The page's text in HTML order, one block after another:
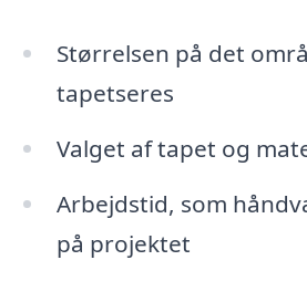
Størrelsen på det
tapetseres
Valget af tapet og
Arbejdstid, som
på projektet